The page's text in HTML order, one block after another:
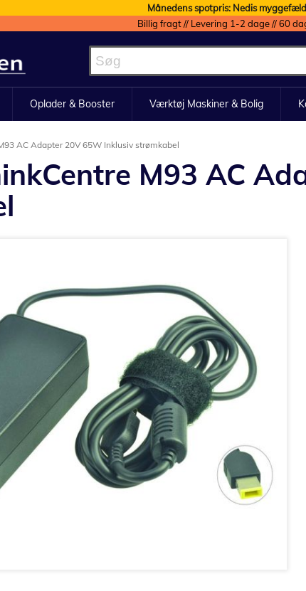
Månedens spotpris: Nedis
Billig fragt // Levering 1-2 dage // 60
Oplader & Booster Værktøj Maskiner & Bolig
AC Adapter 20V 65W Inklusiv strømkabel
M93 AC